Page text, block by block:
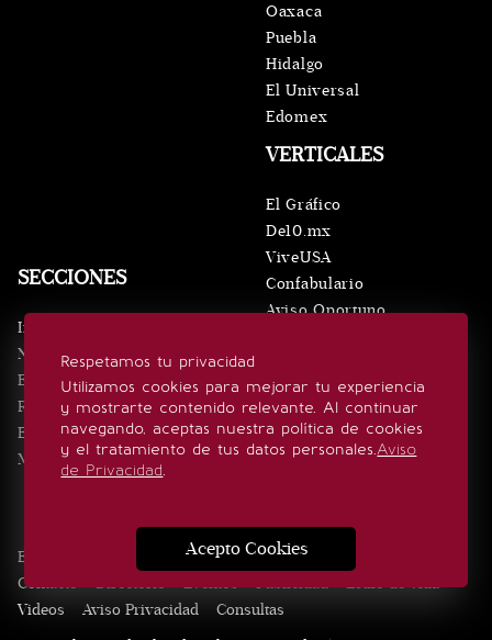
Respetamos tu privacidad
Utilizamos cookies para mejorar tu experiencia
y mostrarte contenido relevante. Al continuar
navegando, aceptas nuestra política de cookies
y el tratamiento de tus datos personales.Aviso
de Privacidad.
Acepto Cookies
SECCIONES
Inicio
Noticias
Eventos
Realeza
Estilo de vida
Minuto x Minuto
VERTICALES
El Gráfico
De10.mx
ViveUSA
Confabulario
Aviso Oportuno
Oaxaca
Puebla
Hidalgo
El Universal
Edomex
SÍGUENOS
Edición Impresa Noticias Quiénes somos
Contacto
Directorio Eventos Publicidad
Estilo de vida
Videos
Aviso Privacidad
Consultas